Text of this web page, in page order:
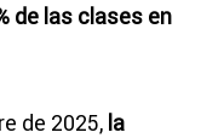
de las clases en
de 2025, la